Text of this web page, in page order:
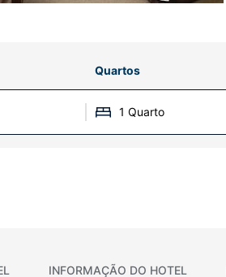
Quartos
1 Quarto
INFORMAÇÃO DO HOTEL